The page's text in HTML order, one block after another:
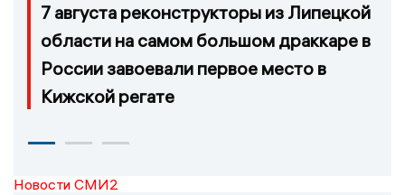
7 августа реконструкторы из Липецкой
области на самом большом драккаре в
России завоевали первое место в
Кижской регате
Новости СМИ2